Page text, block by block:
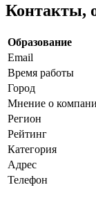
Контакты,
Образование
Email
Время работы
Город
Мнение о
Регион
Рейтинг
Категория
Адрес
Телефон